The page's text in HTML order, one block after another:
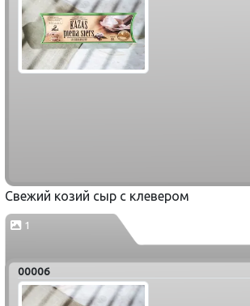
Свежий козий сыр с клевером
1
00006